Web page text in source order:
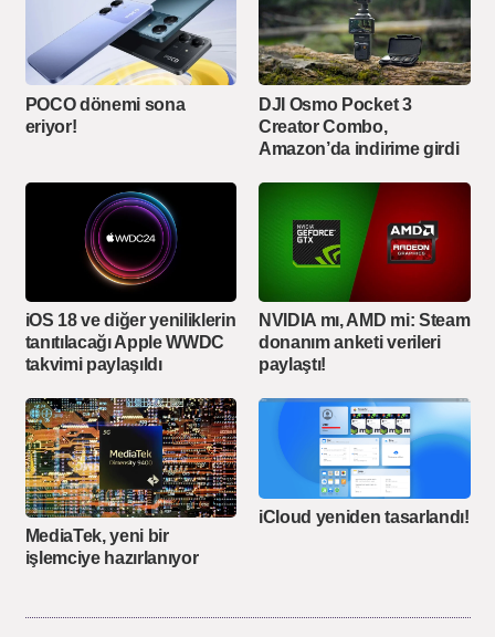
POCO dönemi sona
eriyor!
DJI Osmo Pocket 3
Creator Combo,
Amazon’da indirime girdi
iOS 18 ve diğer yeniliklerin
tanıtılacağı Apple WWDC
takvimi paylaşıldı
NVIDIA mı, AMD mi: Steam
donanım anketi verileri
paylaştı!
MediaTek, yeni bir
işlemciye hazırlanıyor
iCloud yeniden tasarlandı!